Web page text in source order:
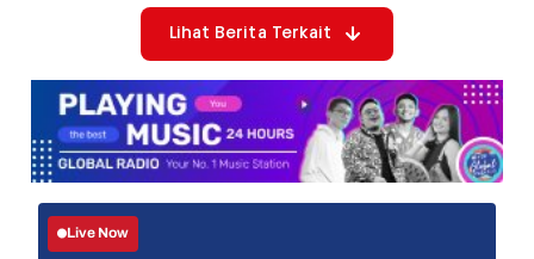
Lihat Berita Terkait
Live Now